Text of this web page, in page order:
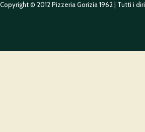
Copyright © 2012 Pizzeria Gorizia 1962 | Tutti i